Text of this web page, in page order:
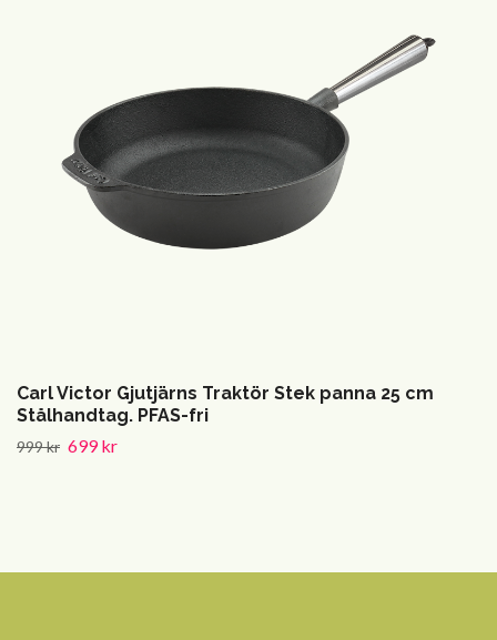
Carl Victor Gjutjärns Traktör Stek panna 25 cm
Stålhandtag. PFAS-fri
999 kr 699 kr